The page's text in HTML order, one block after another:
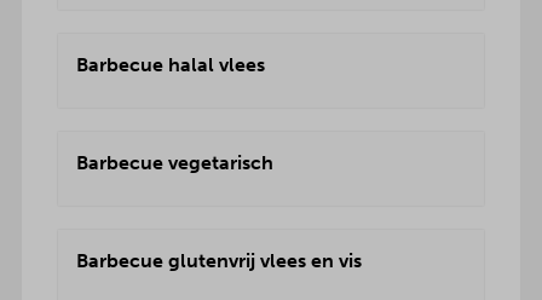
Barbecue halal vlees
Barbecue vegetarisch
Barbecue glutenvrij vlees en vis